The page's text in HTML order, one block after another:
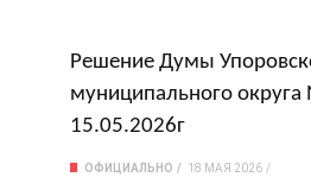
Решение Думы
муниципального
15.05.2026г
ОФИЦИАЛЬНО 18 МАЯ 2026